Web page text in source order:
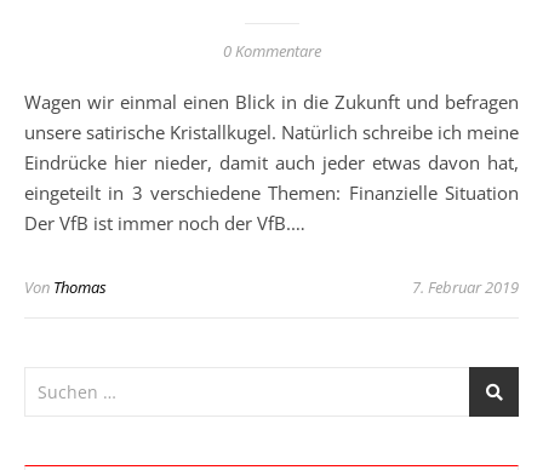
0 Kommentare
Wagen wir einmal einen Blick in die Zukunft und befragen
unsere satirische Kristallkugel. Natürlich schreibe ich meine
Eindrücke hier nieder, damit auch jeder etwas davon hat,
eingeteilt in 3 verschiedene Themen: Finanzielle Situation
Der VfB ist immer noch der VfB.…
Von Thomas 7. Februar 2019